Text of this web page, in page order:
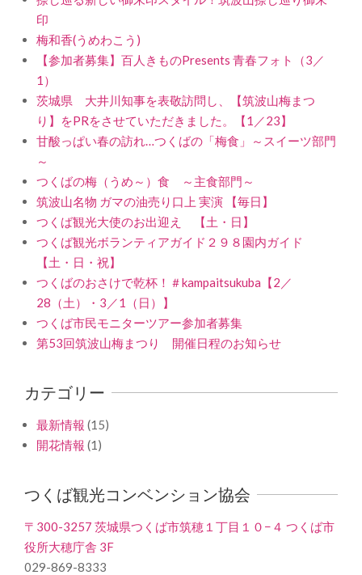
印
梅和香(うめわこう)
【参加者募集】百人きものPresents 青春フォト（3／
1）
茨城県 大井川知事を表敬訪問し、【筑波山梅まつ
り】をPRをさせていただきました。【1／23】
甘酸っぱい春の訪れ…つくばの「梅食」～スイーツ部門
～
つくばの梅（うめ～）食 ～主食部門～
筑波山名物 ガマの油売り口上 実演 【毎日】
つくば観光大使のお出迎え 【土・日】
つくば観光ボランティアガイド２９８園内ガイド
【土・日・祝】
つくばのおさけで乾杯！＃kampaitsukuba【2／
28（土）・3／1（日）】
つくば市民モニターツアー参加者募集
第53回筑波山梅まつり 開催日程のお知らせ
カテゴリー
最新情報 (15)
開花情報 (1)
つくば観光コンベンション協会
〒300-3257 茨城県つくば市筑穂１丁目１０−４ つくば市
役所大穂庁舎 3F
029-869-8333